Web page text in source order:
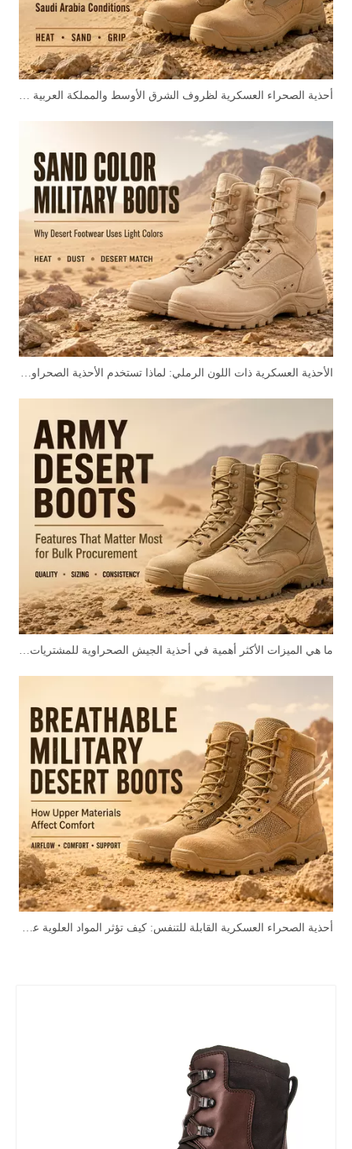
أحذية الصحراء العسكرية لظروف الشرق الأوسط والمملكة العربية السعودية
الأحذية العسكرية ذات اللون الرملي: لماذا تستخدم الأحذية الصحراوية الألوان الفاتحة
ما هي الميزات الأكثر أهمية في أحذية الجيش الصحراوية للمشتريات بالجملة
أحذية الصحراء العسكرية القابلة للتنفس: كيف تؤثر المواد العلوية على الراحة